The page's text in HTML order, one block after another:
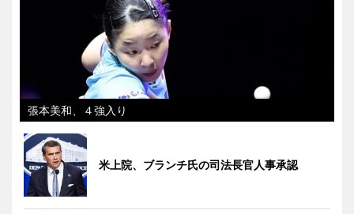
張本美和、４強入り
米上院、ブランチ氏の司法長官人事承認